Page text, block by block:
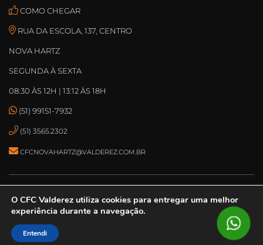
COMO CHEGAR
RUA DA ESCOLA, 137, CENTRO
NOVA HARTZ
SEGUNDA À SEXTA
08:30 ÀS 12H | 13:12 ÀS 18H
(51) 99151-7932
(51) 3565.2302
CFCNOVAHARTZ@VALDEREZ.COM.BR
© DESENVOLVIDO POR ASPEN MÍDIA
2025 ® CFC VALDEREZ – TODOS OS DIREITOS RESERVADOS.
TERMOS DE
O CFC Valderez utiliza cookies para entregar uma melhor
experiência durante a navegação.
Entendi